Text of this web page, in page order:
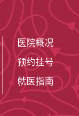
医院概况
预约挂号
就医指南